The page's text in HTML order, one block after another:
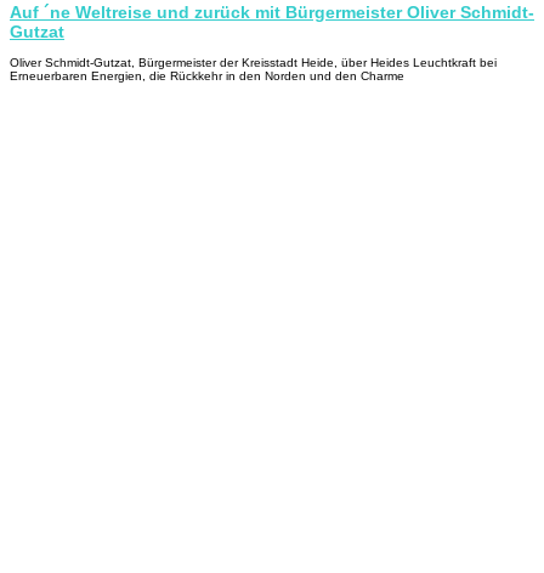
Auf ´ne Weltreise und zurück mit Bürgermeister Oliver Schmidt-
Gutzat
Oliver Schmidt-Gutzat, Bürgermeister der Kreisstadt Heide, über Heides Leuchtkraft bei
Erneuerbaren Energien, die Rückkehr in den Norden und den Charme